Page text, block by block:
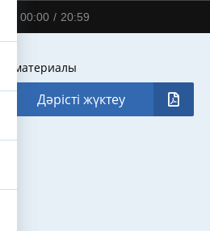
00:00 20:59
материалы
Дәрісті жүктеу